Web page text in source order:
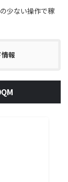
少ない操作で稼
報